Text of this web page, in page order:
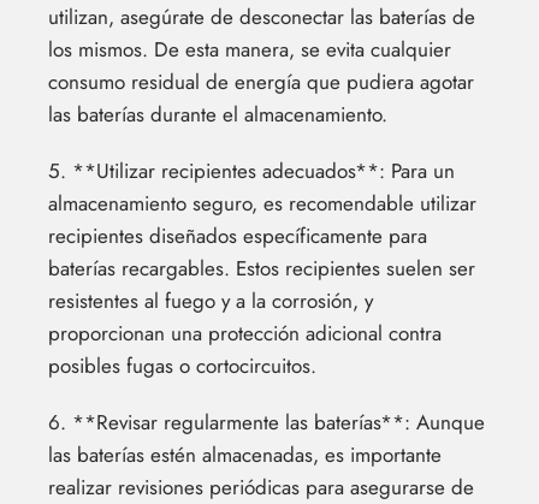
utilizan, asegúrate de desconectar las baterías de
los mismos. De esta manera, se evita cualquier
consumo residual de energía que pudiera agotar
las baterías durante el almacenamiento.
5. **Utilizar recipientes adecuados**: Para un
almacenamiento seguro, es recomendable utilizar
recipientes diseñados específicamente para
baterías recargables. Estos recipientes suelen ser
resistentes al fuego y a la corrosión, y
proporcionan una protección adicional contra
posibles fugas o cortocircuitos.
6. **Revisar regularmente las baterías**: Aunque
las baterías estén almacenadas, es importante
realizar revisiones periódicas para asegurarse de